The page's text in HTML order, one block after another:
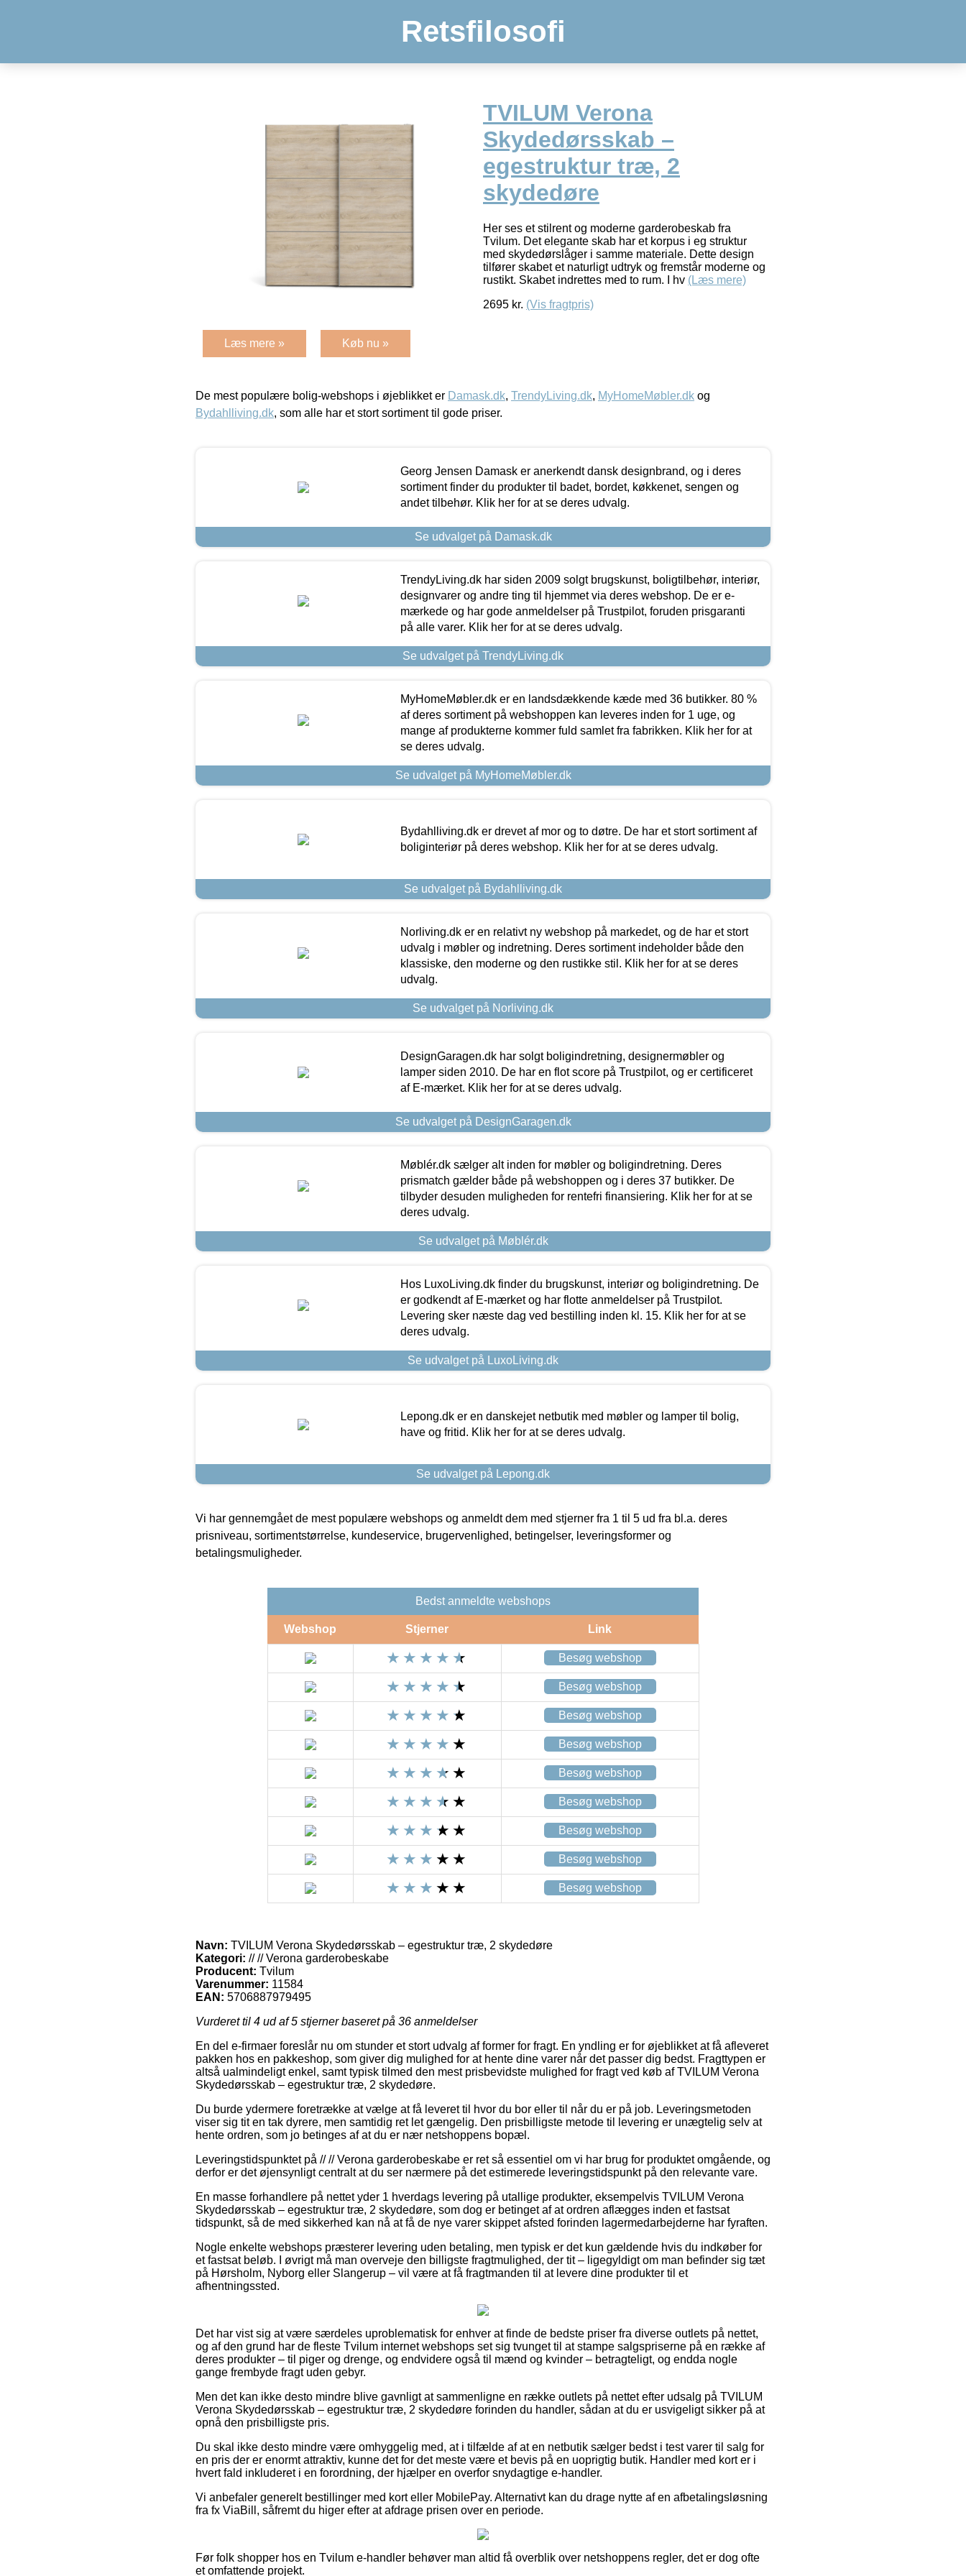
Retsfilosofi
TVILUM Verona
Skydedørsskab –
egestruktur træ, 2
skydedøre
Her ses et stilrent og moderne garderobeskab fra
Tvilum. Det elegante skab har et korpus i eg struktur
med skydedørslåger i samme materiale. Dette design
tilfører skabet et naturligt udtryk og fremstår moderne og
rustikt. Skabet indrettes med to rum. I hv (Læs mere)
2695 kr. (Vis fragtpris)
Læs mere » Køb nu »
De mest populære bolig-webshops i øjeblikket er Damask.dk, TrendyLiving.dk, MyHomeMøbler.dk og
Bydahlliving.dk, som alle har et stort sortiment til gode priser.
Georg Jensen Damask er anerkendt dansk designbrand, og i deres
sortiment finder du produkter til badet, bordet, køkkenet, sengen og
andet tilbehør. Klik her for at se deres udvalg.
Se udvalget på Damask.dk
TrendyLiving.dk har siden 2009 solgt brugskunst, boligtilbehør, interiør,
designvarer og andre ting til hjemmet via deres webshop. De er e-
mærkede og har gode anmeldelser på Trustpilot, foruden prisgaranti
på alle varer. Klik her for at se deres udvalg.
Se udvalget på TrendyLiving.dk
MyHomeMøbler.dk er en landsdækkende kæde med 36 butikker. 80 %
af deres sortiment på webshoppen kan leveres inden for 1 uge, og
mange af produkterne kommer fuld samlet fra fabrikken. Klik her for at
se deres udvalg.
Se udvalget på MyHomeMøbler.dk
Bydahlliving.dk er drevet af mor og to døtre. De har et stort sortiment af
boliginteriør på deres webshop. Klik her for at se deres udvalg.
Se udvalget på Bydahlliving.dk
Norliving.dk er en relativt ny webshop på markedet, og de har et stort
udvalg i møbler og indretning. Deres sortiment indeholder både den
klassiske, den moderne og den rustikke stil. Klik her for at se deres
udvalg.
Se udvalget på Norliving.dk
DesignGaragen.dk har solgt boligindretning, designermøbler og
lamper siden 2010. De har en flot score på Trustpilot, og er certificeret
af E-mærket. Klik her for at se deres udvalg.
Se udvalget på DesignGaragen.dk
Møblér.dk sælger alt inden for møbler og boligindretning. Deres
prismatch gælder både på webshoppen og i deres 37 butikker. De
tilbyder desuden muligheden for rentefri finansiering. Klik her for at se
deres udvalg.
Se udvalget på Møblér.dk
Hos LuxoLiving.dk finder du brugskunst, interiør og boligindretning. De
er godkendt af E-mærket og har flotte anmeldelser på Trustpilot.
Levering sker næste dag ved bestilling inden kl. 15. Klik her for at se
deres udvalg.
Se udvalget på LuxoLiving.dk
Lepong.dk er en danskejet netbutik med møbler og lamper til bolig,
have og fritid. Klik her for at se deres udvalg.
Se udvalget på Lepong.dk
Vi har gennemgået de mest populære webshops og anmeldt dem med stjerner fra 1 til 5 ud fra bl.a. deres
prisniveau, sortimentstørrelse, kundeservice, brugervenlighed, betingelser, leveringsformer og
betalingsmuligheder.
Bedst anmeldte webshops
Webshop Stjerner Link
Besøg webshop
Besøg webshop
Besøg webshop
Besøg webshop
Besøg webshop
Besøg webshop
Besøg webshop
Besøg webshop
Besøg webshop
Navn: TVILUM Verona Skydedørsskab – egestruktur træ, 2 skydedøre
Kategori: // // Verona garderobeskabe
Producent: Tvilum
Varenummer: 11584
EAN: 5706887979495
Vurderet til 4 ud af 5 stjerner baseret på 36 anmeldelser
En del e-firmaer foreslår nu om stunder et stort udvalg af former for fragt. En yndling er for øjeblikket at få afleveret
pakken hos en pakkeshop, som giver dig mulighed for at hente dine varer når det passer dig bedst. Fragttypen er
altså ualmindeligt enkel, samt typisk tilmed den mest prisbevidste mulighed for fragt ved køb af TVILUM Verona
Skydedørsskab – egestruktur træ, 2 skydedøre.
Du burde ydermere foretrække at vælge at få leveret til hvor du bor eller til når du er på job. Leveringsmetoden
viser sig tit en tak dyrere, men samtidig ret let gængelig. Den prisbilligste metode til levering er unægtelig selv at
hente ordren, som jo betinges af at du er nær netshoppens bopæl.
Leveringstidspunktet på // // Verona garderobeskabe er ret så essentiel om vi har brug for produktet omgående, og
derfor er det øjensynligt centralt at du ser nærmere på det estimerede leveringstidspunkt på den relevante vare.
En masse forhandlere på nettet yder 1 hverdags levering på utallige produkter, eksempelvis TVILUM Verona
Skydedørsskab – egestruktur træ, 2 skydedøre, som dog er betinget af at ordren aflægges inden et fastsat
tidspunkt, så de med sikkerhed kan nå at få de nye varer skippet afsted forinden lagermedarbejderne har fyraften.
Nogle enkelte webshops præsterer levering uden betaling, men typisk er det kun gældende hvis du indkøber for
et fastsat beløb. I øvrigt må man overveje den billigste fragtmulighed, der tit – ligegyldigt om man befinder sig tæt
på Hørsholm, Nyborg eller Slangerup – vil være at få fragtmanden til at levere dine produkter til et
afhentningssted.
Det har vist sig at være særdeles uproblematisk for enhver at finde de bedste priser fra diverse outlets på nettet,
og af den grund har de fleste Tvilum internet webshops set sig tvunget til at stampe salgspriserne på en række af
deres produkter – til piger og drenge, og endvidere også til mænd og kvinder – betragteligt, og endda nogle
gange frembyde fragt uden gebyr.
Men det kan ikke desto mindre blive gavnligt at sammenligne en række outlets på nettet efter udsalg på TVILUM
Verona Skydedørsskab – egestruktur træ, 2 skydedøre forinden du handler, sådan at du er usvigeligt sikker på at
opnå den prisbilligste pris.
Du skal ikke desto mindre være omhyggelig med, at i tilfælde af at en netbutik sælger bedst i test varer til salg for
en pris der er enormt attraktiv, kunne det for det meste være et bevis på en uoprigtig butik. Handler med kort er i
hvert fald inkluderet i en forordning, der hjælper en overfor snydagtige e-handler.
Vi anbefaler generelt bestillinger med kort eller MobilePay. Alternativt kan du drage nytte af en afbetalingsløsning
fra fx ViaBill, såfremt du higer efter at afdrage prisen over en periode.
Før folk shopper hos en Tvilum e-handler behøver man altid få overblik over netshoppens regler, det er dog ofte
et omfattende projekt.